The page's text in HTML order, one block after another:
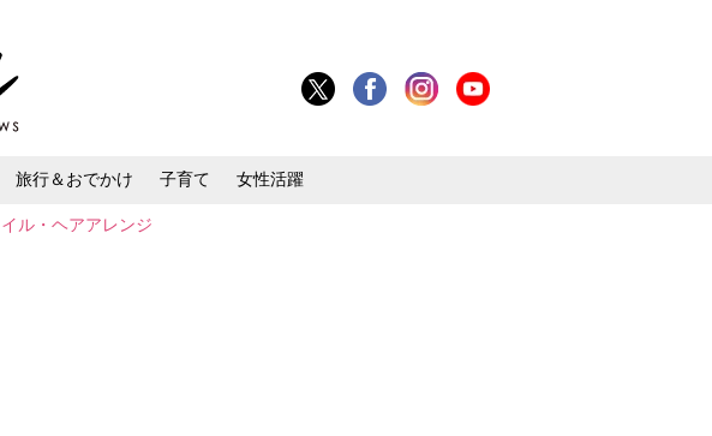
ル・ヘアアレンジ
旅行＆おでかけ 子育て 女性活躍